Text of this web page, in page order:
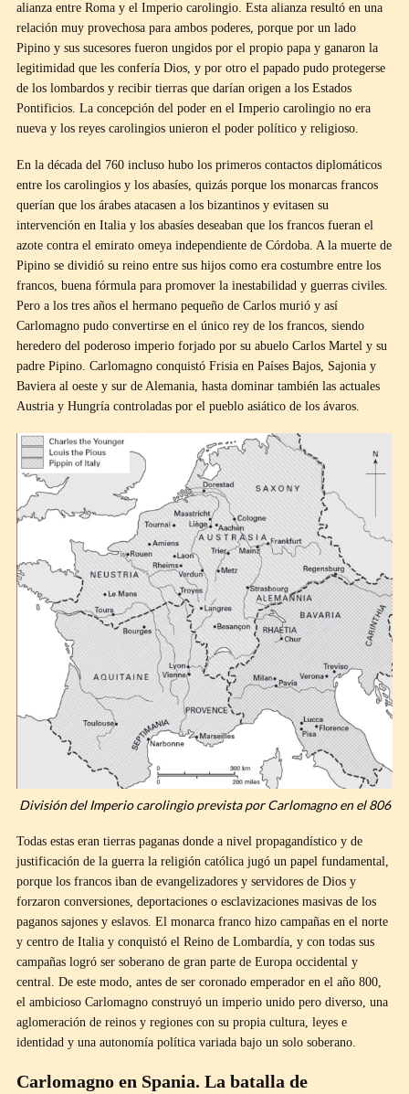
alianza entre Roma y el Imperio carolingio. Esta alianza resultó en una
relación muy provechosa para ambos poderes, porque por un lado
Pipino y sus sucesores fueron ungidos por el propio papa y ganaron la
legitimidad que les confería Dios, y por otro el papado pudo protegerse
de los lombardos y recibir tierras que darían origen a los Estados
Pontificios. La concepción del poder en el Imperio carolingio no era
nueva y los reyes carolingios unieron el poder político y religioso.
En la década del 760 incluso hubo los primeros contactos diplomáticos
entre los carolingios y los abasíes, quizás porque los monarcas francos
querían que los árabes atacasen a los bizantinos y evitasen su
intervención en Italia y los abasíes deseaban que los francos fueran el
azote contra el emirato omeya independiente de Córdoba. A la muerte de
Pipino se dividió su reino entre sus hijos como era costumbre entre los
francos, buena fórmula para promover la inestabilidad y guerras civiles.
Pero a los tres años el hermano pequeño de Carlos murió y así
Carlomagno pudo convertirse en el único rey de los francos, siendo
heredero del poderoso imperio forjado por su abuelo Carlos Martel y su
padre Pipino. Carlomagno conquistó Frisia en Países Bajos, Sajonia y
Baviera al oeste y sur de Alemania, hasta dominar también las actuales
Austria y Hungría controladas por el pueblo asiático de los ávaros.
División del Imperio carolingio prevista por Carlomagno en el 806
Todas estas eran tierras paganas donde a nivel propagandístico y de
justificación de la guerra la religión católica jugó un papel fundamental,
porque los francos iban de evangelizadores y servidores de Dios y
forzaron conversiones, deportaciones o esclavizaciones masivas de los
paganos sajones y eslavos. El monarca franco hizo campañas en el norte
y centro de Italia y conquistó el Reino de Lombardía, y con todas sus
campañas logró ser soberano de gran parte de Europa occidental y
central. De este modo, antes de ser coronado emperador en el año 800,
el ambicioso Carlomagno construyó un imperio unido pero diverso, una
aglomeración de reinos y regiones con su propia cultura, leyes e
identidad y una autonomía política variada bajo un solo soberano.
Carlomagno en Spania. La batalla de